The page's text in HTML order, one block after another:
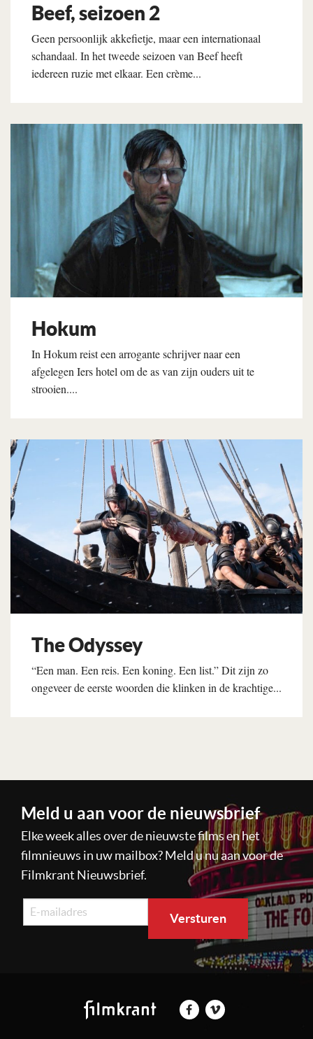
Beef, seizoen 2
Geen persoonlijk akkefietje, maar een internationaal
schandaal. In het tweede seizoen van Beef heeft
iedereen ruzie met elkaar. Een crème...
Lees verder
Hokum
In Hokum reist een arrogante schrijver naar een
afgelegen Iers hotel om de as van zijn ouders uit te
strooien....
Lees verder
The Odyssey
“Een man. Een reis. Een koning. Een list.” Dit zijn zo
ongeveer de eerste woorden die klinken in de krachtige...
Meld u aan voor de nieuwsbrief
Elke week alles over de nieuwste films en het
filmnieuws in uw mailbox? Meld u nu aan voor de
Filmkrant Nieuwsbrief.